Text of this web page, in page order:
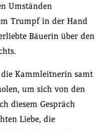
Umständen
Trumpf in der Hand
Bäuerin über den
Kammleitnerin samt
um sich von den
diesem Gespräch
Liebe, die